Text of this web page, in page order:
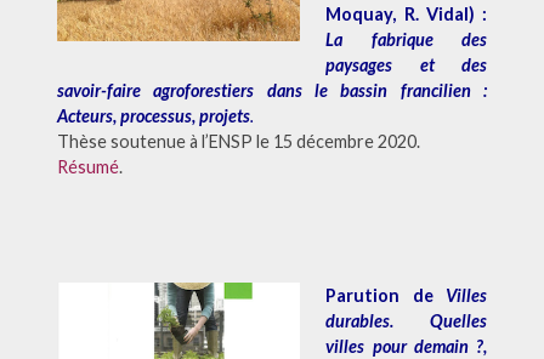
Moquay, R. Vidal) :
La fabrique des
paysages et des
savoir-faire agroforestiers dans le bassin francilien :
Acteurs, processus, projets.
Thèse soutenue à l’ENSP le 15 décembre 2020.
Résumé.
Parution de Villes
durables. Quelles
villes pour demain ?,